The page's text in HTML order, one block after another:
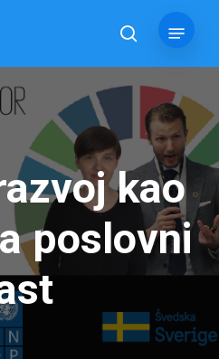
pretraga
kao
poslovni